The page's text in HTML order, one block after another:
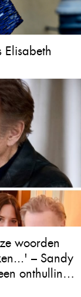
Elisabeth
woorden
– Sandy
onthulling